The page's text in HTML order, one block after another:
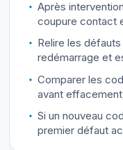
Après
coupure contact
Relire les
redémarrage et
Comparer les
avant
Si un nouveau
premier défaut